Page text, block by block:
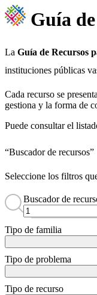
Guía
La Guía de Recursos
instituciones públicas
Cada recurso se
gestiona y la forma de
Puede consultar el
“Buscador de recursos”
Seleccione los filtros
Buscador de
Tipo de familia
Tipo de problema
Tipo de recurso